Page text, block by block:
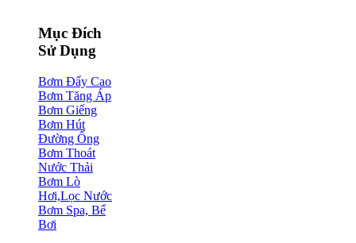
Mục Đích
Sử Dụng
Bơm Đẩy Cao
Bơm Tăng Áp
Bơm Giếng
Bơm Hút
Đường Ống
Bơm Thoát
Nước Thải
Bơm Lò
Hơi,Lọc Nước
Bơm Spa, Bể
Bơi